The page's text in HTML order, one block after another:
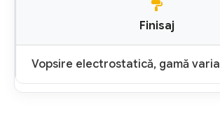
Finisaj
Vopsire electrostatică, gamă